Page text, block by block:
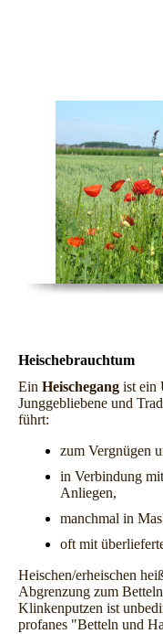
Heischebrauchtum
Ein Heischegang ist ein
Junggebliebene und
führt:
zum Vergnügen
in Verbindung
Anliegen,
manchmal in
oft mit
Heischen/erheischen
Abgrenzung zum
Klinkenputzen ist
profanes "Betteln und